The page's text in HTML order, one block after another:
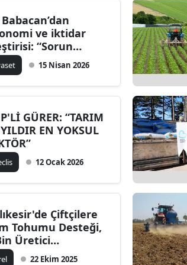
ve iktidar
“Sorun
sorun
15 Nisan 2026
GÜRER: “TARIM
EN YOKSUL
12 Ocak 2026
Çiftçilere
Tohumu Desteği,
Üretici
22 Ekim 2025